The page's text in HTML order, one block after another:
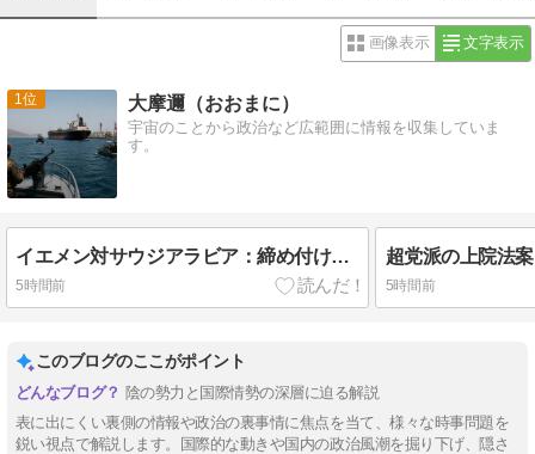
画像表示 文字表示
1 大摩邇（おおまに）
宇宙のことから政治など広範囲に情報を収集していま
す。
イエメン対サウジアラビア：締め付けと非対称対応戦略
5時間前 5時間前
このブログのここがポイント
陰の勢力と国際情勢の深層に迫る解説
表に出にくい裏側の情報や政治の裏事情に焦点を当て、様々な時事問題を
鋭い視点で解説します。国際的な動きや国内の政治風潮を掘り下げ、隠さ